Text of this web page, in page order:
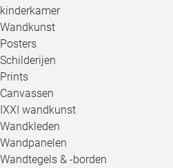
kinderkamer
Wandkunst
Posters
Schilderijen
Prints
Canvassen
IXXI wandkunst
Wandkleden
Wandpanelen
Wandtegels & -borden